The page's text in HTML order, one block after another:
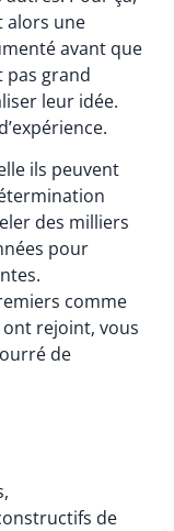
alors une
avant que
pas grand
leur idée.
ils peuvent
des milliers
pour
comme
rejoint, vous
de
de